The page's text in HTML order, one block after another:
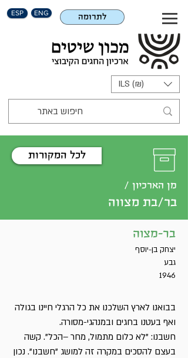
ESP ENG לתרומה
ILS (₪)
בר-מצוה
יצחק בן-יוסף
גבע
1946
בבואנו לארץ השלכנו את כל הרגלי חיינו בגולה
ואף בעטנו בחגים ובמנהגי-מסורה.
חשבנו: "לא כלום מתמול, מחר –הכל". קשה
בעצם להסכים במקרה זה למושג "חשבנו". נכון
לכל המקורות
מן הארכיון /
בר/בת מצווה